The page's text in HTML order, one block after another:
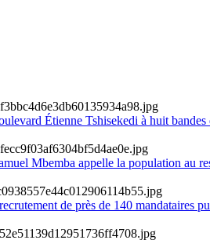
Étienne Tshisekedi à huit
Mbemba appelle la population au
de près de 140 mandataires